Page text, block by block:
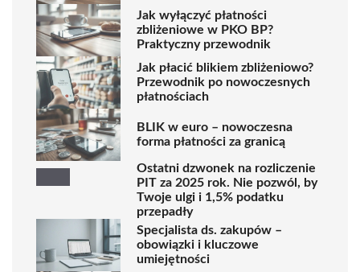
Jak wyłączyć płatności
zbliżeniowe w PKO BP?
Praktyczny przewodnik
Jak płacić blikiem zbliżeniowo?
Przewodnik po nowoczesnych
płatnościach
BLIK w euro – nowoczesna
forma płatności za granicą
Ostatni dzwonek na rozliczenie
PIT za 2025 rok. Nie pozwól, by
Twoje ulgi i 1,5% podatku
przepadły
Specjalista ds. zakupów –
obowiązki i kluczowe
umiejętności